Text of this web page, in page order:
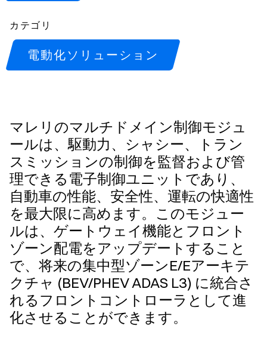
カテゴリ
電動化ソリューション
マレリのマルチドメイン制御モジュ
ールは、駆動力、シャシー、トラン
スミッションの制御を監督および管
理できる電子制御ユニットであり、
自動車の性能、安全性、運転の快適性
を最大限に高めます。このモジュー
ルは、ゲートウェイ機能とフロント
ゾーン配電をアップデートすること
で、将来の集中型ゾーンE/Eアーキテ
クチャ (BEV/PHEV ADAS L3) に統合さ
れるフロントコントローラとして進
化させることができます。